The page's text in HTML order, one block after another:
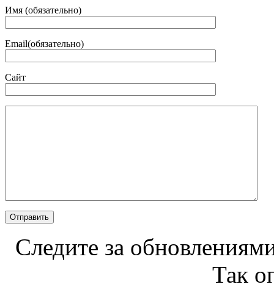
Имя (обязательно)
Email(обязательно)
Сайт
Следите за
Так